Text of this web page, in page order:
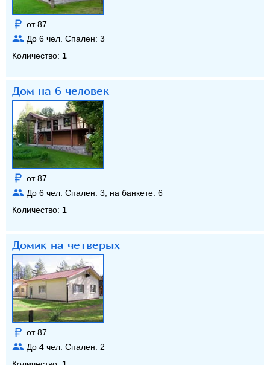
от 87
До 6 чел. Спален: 3
Количество: 1
Дом на 6 человек
от 87
До 6 чел. Спален: 3 , на банкете: 6
Количество: 1
Домик на четверых
от 87
До 4 чел. Спален: 2